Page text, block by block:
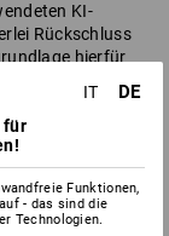
KI-
Rückschluss
hierfür
für
der Nutzung
IT DE
für
Funktionen,
- das sind die
Technologien.